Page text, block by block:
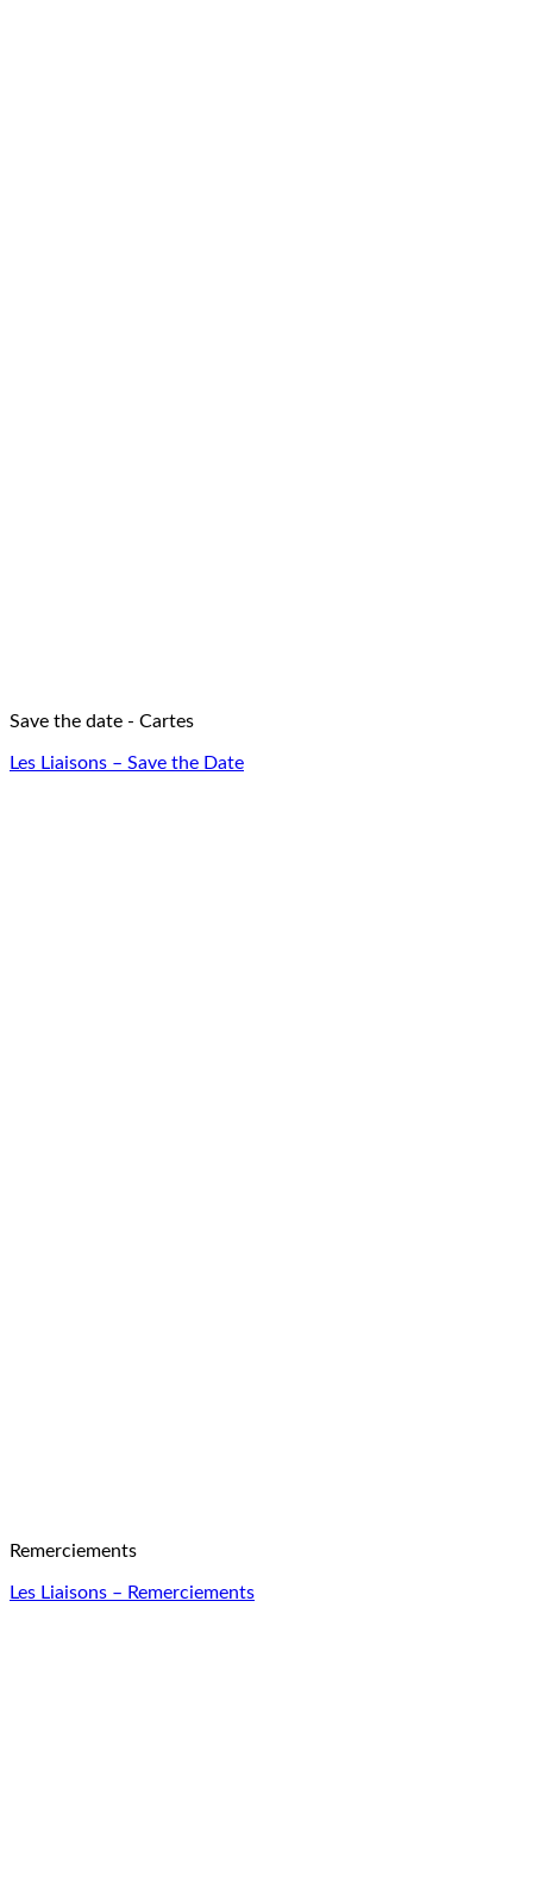
Save the date - Cartes
Les Liaisons – Save the Date
Remerciements
Les Liaisons – Remerciements